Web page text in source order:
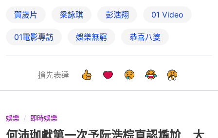
賀歲片 梁詠琪 彭浩翔 01 Video
01電影專訪 娛樂無窮 恭喜八婆
搶先表達
娛樂 即時娛樂